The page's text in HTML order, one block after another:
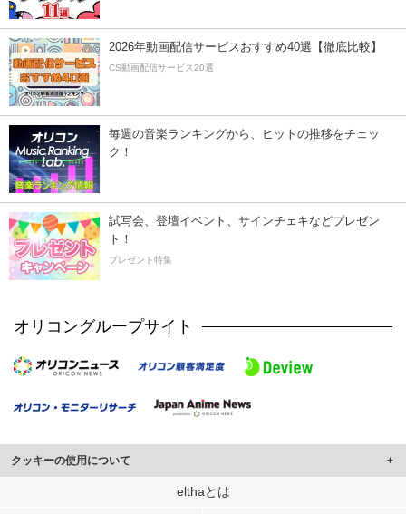
2026年動画配信サービスおすすめ40選【徹底比較】
CS動画配信サービス20選
毎週の音楽ランキングから、ヒットの推移をチェッ
ク！
試写会、登壇イベント、サインチェキなどプレゼン
ト！
プレゼント特集
オリコングループサイト
クッキーの使用について
このサイトでは Cookie を使用して、ユーザーに合わせたコンテンツや広告の
elthaとは